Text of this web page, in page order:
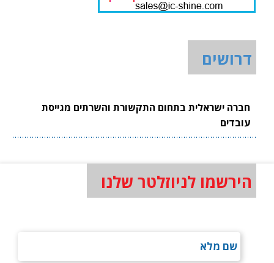
דרושים
חברה ישראלית בתחום התקשורת והשרתים מגייסת
עובדים
הירשמו לניוזלטר שלנו